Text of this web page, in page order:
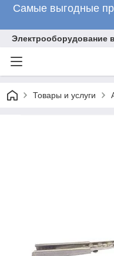
Самые выгодные
Электрооборудование
Товары и услуги